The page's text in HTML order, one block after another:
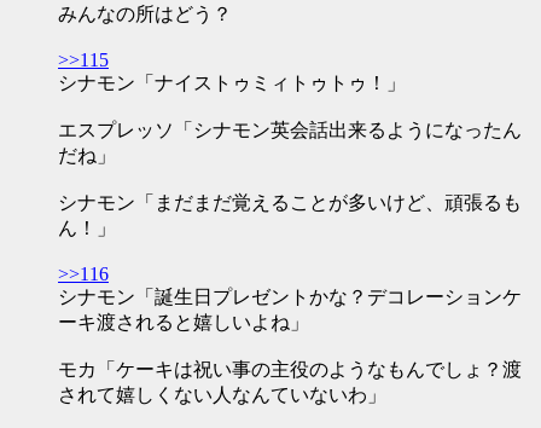
みんなの所はどう？
>>115
シナモン「ナイストゥミィトゥトゥ！」
エスプレッソ「シナモン英会話出来るようになったん
だね」
シナモン「まだまだ覚えることが多いけど、頑張るも
ん！」
>>116
シナモン「誕生日プレゼントかな？デコレーションケ
ーキ渡されると嬉しいよね」
モカ「ケーキは祝い事の主役のようなもんでしょ？渡
されて嬉しくない人なんていないわ」